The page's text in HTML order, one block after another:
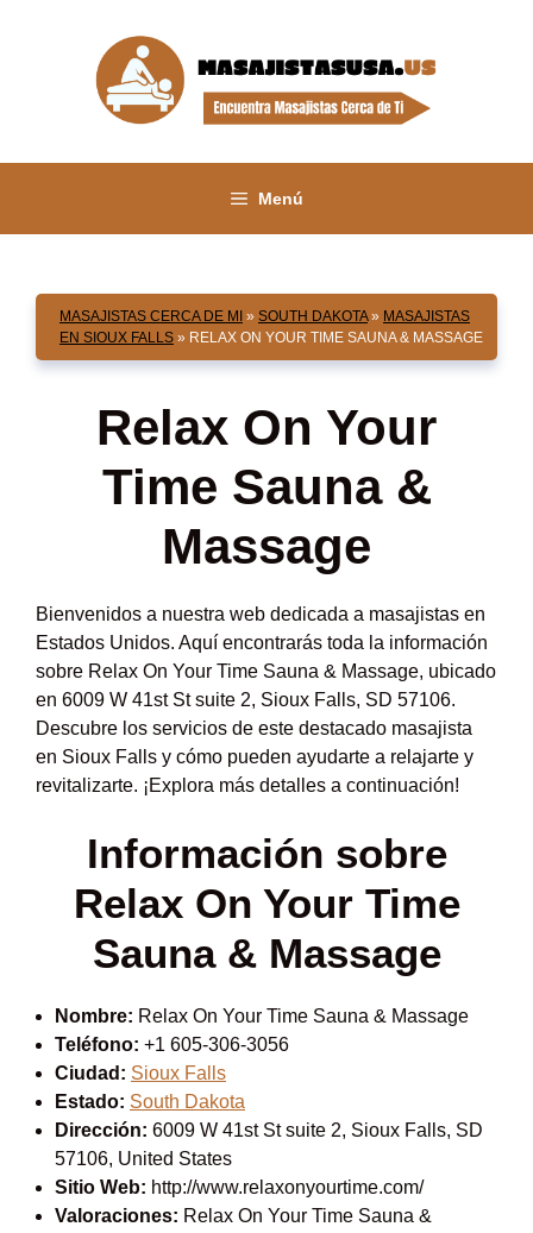
Menú
MASAJISTAS CERCA DE MI » SOUTH DAKOTA» MASAJISTAS
EN SIOUX FALLS » RELAX ON YOUR TIME SAUNA & MASSAGE
Relax On Your
Time Sauna &
Massage
Bienvenidos a nuestra web dedicada a masajistas en
Estados Unidos. Aquí encontrarás toda la información
sobre Relax On Your Time Sauna & Massage, ubicado
en 6009 W 41st St suite 2, Sioux Falls, SD 57106.
Descubre los servicios de este destacado masajista
en Sioux Falls y cómo pueden ayudarte a relajarte y
revitalizarte. ¡Explora más detalles a continuación!
Información sobre
Relax On Your Time
Sauna & Massage
Nombre: Relax On Your Time Sauna & Massage
Teléfono: +1 605-306-3056
Ciudad: Sioux Falls
Estado: South Dakota
Dirección: 6009 W 41st St suite 2, Sioux Falls, SD
57106, United States
Sitio Web: http://www.relaxonyourtime.com/
Valoraciones: Relax On Your Time Sauna &